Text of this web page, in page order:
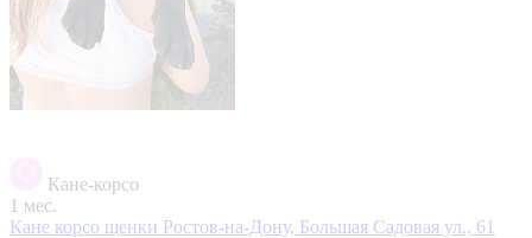
Кане-корсо
1 мес.
Кане корсо щенки Ростов-на-Дону, Большая Садовая ул., 61